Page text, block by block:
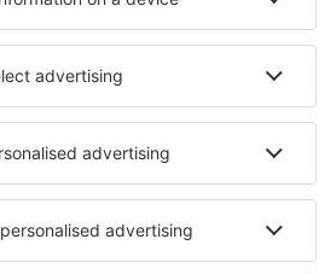
Ubytování in Saguenay
Ubytování in Torre de Santa Maria